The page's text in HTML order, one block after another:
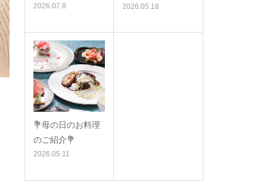
2026.07.8 2026.05.18
💐母の日のお料理
のご紹介💐
2026.05.11